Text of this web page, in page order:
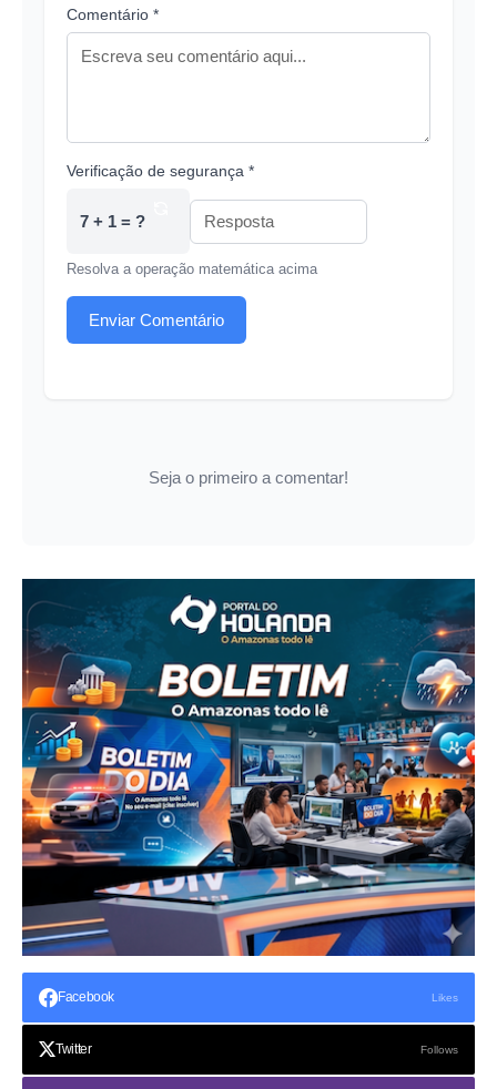
Comentário *
Verificação de segurança *
7 + 1 = ?
Resolva a operação matemática acima
Enviar Comentário
Seja o primeiro a comentar!
Facebook Likes
Twitter Follows